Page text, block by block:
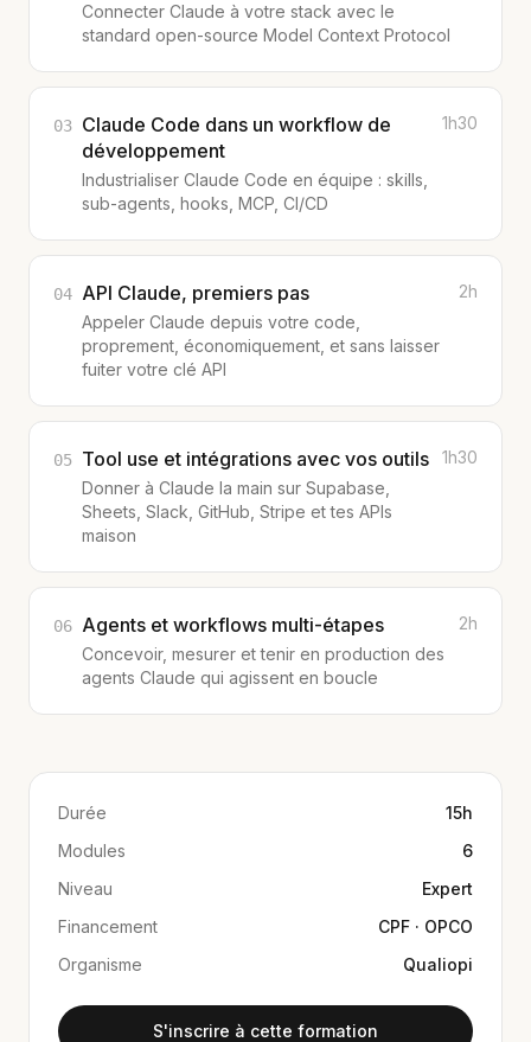
Connecter Claude à votre stack avec le
standard open-source Model Context Protocol
03 Claude Code dans un workflow de
développement
Industrialiser Claude Code en équipe : skills,
sub-agents, hooks, MCP, CI/CD
1h30
04 API Claude, premiers pas
Appeler Claude depuis votre code,
proprement, économiquement, et sans laisser
fuiter votre clé API
2h
05 Tool use et intégrations avec vos outils
Donner à Claude la main sur Supabase,
Sheets, Slack, GitHub, Stripe et tes APIs
maison
1h30
06 Agents et workflows multi-étapes
Concevoir, mesurer et tenir en production des
agents Claude qui agissent en boucle
2h
Durée
15h
Modules
6
Niveau
Expert
Financement
CPF · OPCO
Organisme
Qualiopi
S'inscrire à cette formation